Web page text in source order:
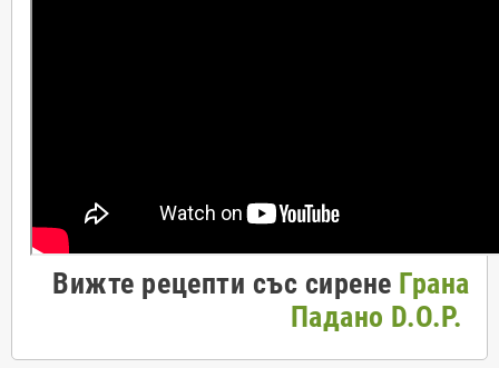
Вижте рецепти със сирене Грана
Падано D.O.P.